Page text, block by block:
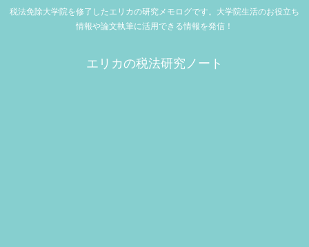
税法免除大学院を修了したエリカの研究メモログです。大学院生活のお役立ち
情報や論文執筆に活用できる情報を発信！
エリカの税法研究ノート